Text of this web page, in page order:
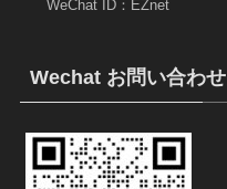
WeChat ID：EZnet
Wechat お問い合わせ